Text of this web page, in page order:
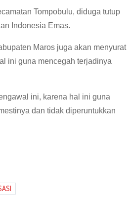
Tompobulu, diduga tutup
Indonesia Emas.
Maros juga akan menyurat
ini guna mencegah terjadinya
ini, karena hal ini guna
dan tidak diperuntukkan